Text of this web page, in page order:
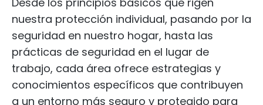
nuestra protección individual, pasando por la
seguridad en nuestro hogar, hasta las
prácticas de seguridad en el lugar de
trabajo, cada área ofrece estrategias y
conocimientos específicos que contribuyen
a un entorno más seguro y protegido para